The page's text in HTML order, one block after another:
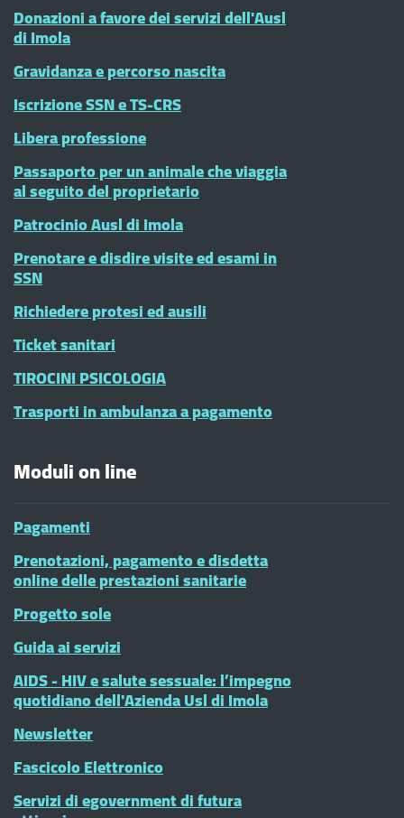
Donazioni a favore dei servizi dell'Ausl
di Imola
Gravidanza e percorso nascita
Iscrizione SSN e TS-CRS
Libera professione
Passaporto per un animale che viaggia
al seguito del proprietario
Patrocinio Ausl di Imola
Prenotare e disdire visite ed esami in
SSN
Richiedere protesi ed ausili
Ticket sanitari
TIROCINI PSICOLOGIA
Trasporti in ambulanza a pagamento
Moduli on line
Pagamenti
Prenotazioni, pagamento e disdetta
online delle prestazioni sanitarie
Progetto sole
Guida ai servizi
AIDS - HIV e salute sessuale: l’impegno
quotidiano dell'Azienda Usl di Imola
Newsletter
Fascicolo Elettronico
Servizi di egovernment di futura